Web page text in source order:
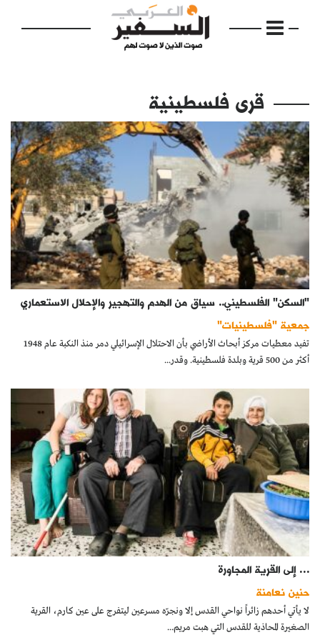
الرئيسية
مواضيع
إفتتاحية
فكرة
دفاتر
بالصورة
كتّابنا
الأرشيف
قرى فلسطينية
"السكن" الفلسطيني.. سياق من الهدم والتهجير والإحلال الاستعماري
جمعية "فلسطينيات"
تفيد معطيات مركز أبحاث الأراضي بأن الاحتلال الإسرائيلي دمر منذ النكبة عام 1948
أكثر من 500 قرية وبلدة فلسطينية. وقدر...
… إلى القرية المجاورة
حنين نعامنة
لا يأتي أحدهم زائراً نواحي القدس إلا ونجرّه مسرعين ليتفرج على عين كارم، القرية
الصغيرة المحاذية للقدس التي هبت مريم...